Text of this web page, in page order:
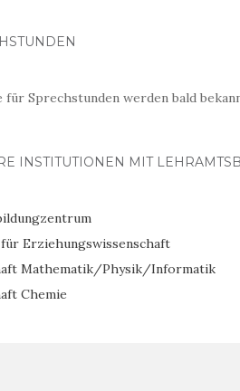
für Sprechstunden werden bald
INSTITUTIONEN MIT
Erziehungswissenschaft
Mathematik/Physik/Informatik
Chemie